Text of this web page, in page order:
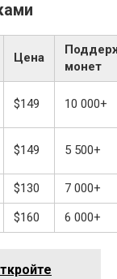
Цена
монет
$149 10 000+
$149 5 500+
$130
7 000+
$160 6 000+